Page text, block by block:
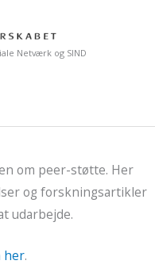
Netværk og SIND
om peer-støtte. Her
og forskningsartikler
udarbejde.
her.